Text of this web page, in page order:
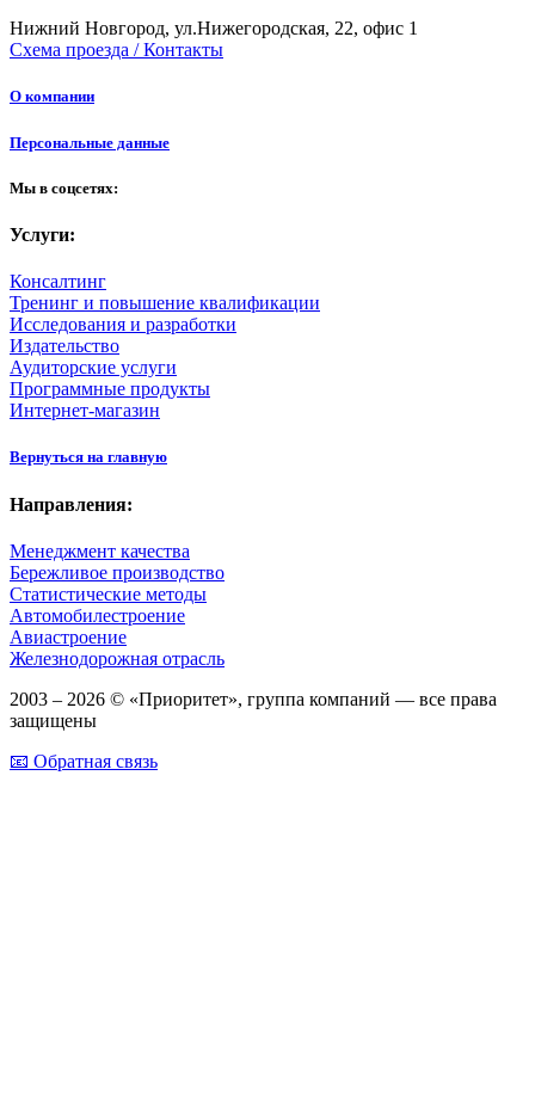
Нижний Новгород, ул.Нижегородская, 22, офис 1
Схема проезда / Контакты
О компании
Персональные данные
Мы в соцсетях:
Услуги:
Консалтинг
Тренинг и повышение квалификации
Исследования и разработки
Издательство
Аудиторские услуги
Программные продукты
Интернет-магазин
Вернуться на главную
Направления:
Менеджмент качества
Бережливое производство
Статистические методы
Автомобилестроение
Авиастроение
Железнодорожная отрасль
2003 – 2026 © «Приоритет», группа компаний — все права
защищены
📧 Обратная связь